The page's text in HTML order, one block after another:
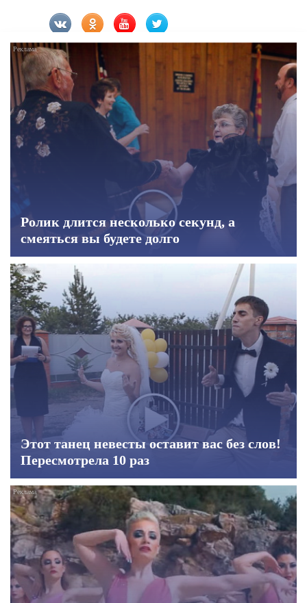
Ролик длится несколько секунд, а
смеяться вы будете долго
Этот танец невесты оставит вас без слов!
Пересмотрела 10 раз